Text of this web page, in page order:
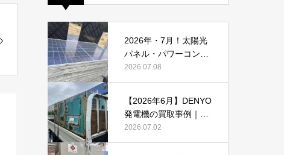
2026年・7月！太陽光
パネル・パワーコンデ
ィショナーの買取・無
料でのお引き取り強化
2026.07.08
【2026年6月】DENYO
発電機の買取事例｜錆
あり・故障品・大型発
電機も買取しました
2026.07.02